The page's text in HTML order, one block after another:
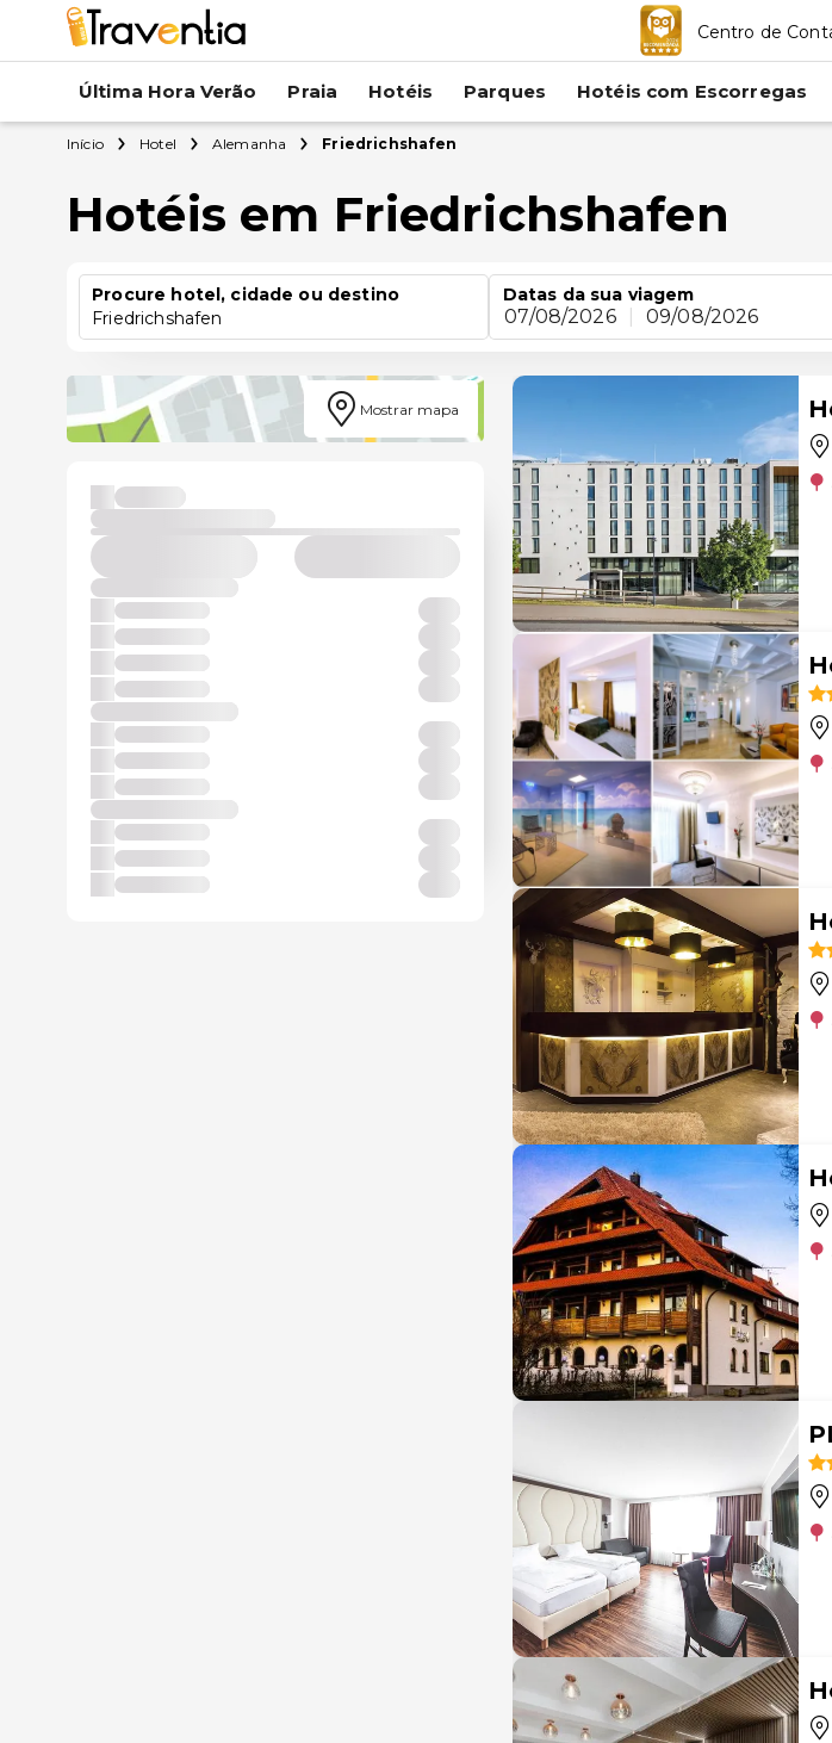
Centro de
Última Hora Verão Praia Hotéis Parques Hotéis com Escorregas
Início Hotel Alemanha Friedrichshafen
Hotéis em Friedrichshafen
Procure hotel, cidade ou destino
Friedrichshafen
Datas da sua viagem
07/08/2026 09/08/2026
Mostrar mapa